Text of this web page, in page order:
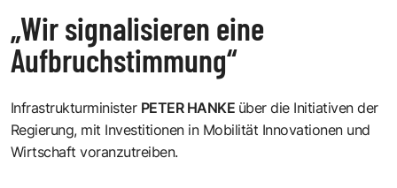
„Wir signalisieren eine
Aufbruchstimmung“
Infrastrukturminister PETER HANKE über die Initiativen der
Regierung, mit Investitionen in Mobilität Innovationen und
Wirtschaft voranzutreiben.